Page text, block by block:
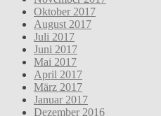
Oktober 2017
August 2017
Juli 2017
Juni 2017
Mai 2017
April 2017
März 2017
Januar 2017
Dezember 2016